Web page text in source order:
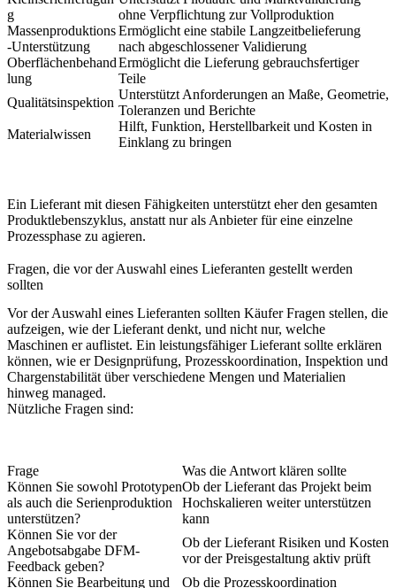
g
ohne Verpflichtung zur Vollproduktion
Massenproduktions
-Unterstützung
Ermöglicht eine stabile Langzeitbelieferung
nach abgeschlossener Validierung
Oberflächenbehand
lung
Ermöglicht die Lieferung gebrauchsfertiger
Teile
Qualitätsinspektion
Unterstützt Anforderungen an Maße, Geometrie,
Toleranzen und Berichte
Materialwissen
Hilft, Funktion, Herstellbarkeit und Kosten in
Einklang zu bringen
Ein Lieferant mit diesen Fähigkeiten unterstützt eher den gesamten
Produktlebenszyklus, anstatt nur als Anbieter für eine einzelne
Prozessphase zu agieren.
Fragen, die vor der Auswahl eines Lieferanten gestellt werden
sollten
Vor der Auswahl eines Lieferanten sollten Käufer Fragen stellen, die
aufzeigen, wie der Lieferant denkt, und nicht nur, welche
Maschinen er auflistet. Ein leistungsfähiger Lieferant sollte erklären
können, wie er Designprüfung, Prozesskoordination, Inspektion und
Chargenstabilität über verschiedene Mengen und Materialien
hinweg managed.
Nützliche Fragen sind:
Frage
Was die Antwort klären sollte
Können Sie sowohl Prototypen
als auch die Serienproduktion
unterstützen?
Ob der Lieferant das Projekt beim
Hochskalieren weiter unterstützen
kann
Können Sie vor der
Angebotsabgabe DFM-
Feedback geben?
Ob der Lieferant Risiken und Kosten
vor der Preisgestaltung aktiv prüft
Können Sie Bearbeitung und
Ob die Prozesskoordination